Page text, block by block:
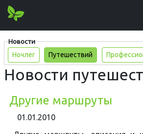
Новости
Ночлег
Путешествий
Новости
Другие маршруты
01.01.2010